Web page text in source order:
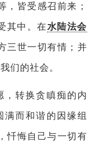
，皆受感召前来；
其中。在水陆法会
三世一切有情；并
们的社会。
，转换贪瞋痴的内
而和谐的因缘组
忏悔自己与一切有